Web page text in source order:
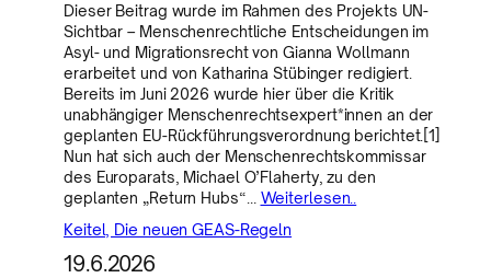
Dieser Beitrag wurde im Rahmen des Projekts UN-
Sichtbar – Menschenrechtliche Entscheidungen im
Asyl- und Migrationsrecht von Gianna Wollmann
erarbeitet und von Katharina Stübinger redigiert.
Bereits im Juni 2026 wurde hier über die Kritik
unabhängiger Menschenrechtsexpert*innen an der
geplanten EU-Rückführungsverordnung berichtet.[1]
Nun hat sich auch der Menschenrechtskommissar
des Europarats, Michael O’Flaherty, zu den
geplanten „Return Hubs“… Weiterlesen..
Keitel, Die neuen GEAS-Regeln
19.6.2026